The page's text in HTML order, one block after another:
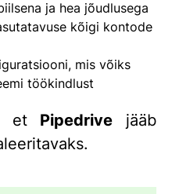
ja hea jõudlusega
kõigi kontode
mis võiks
töökindlust
et Pipedrive jääb